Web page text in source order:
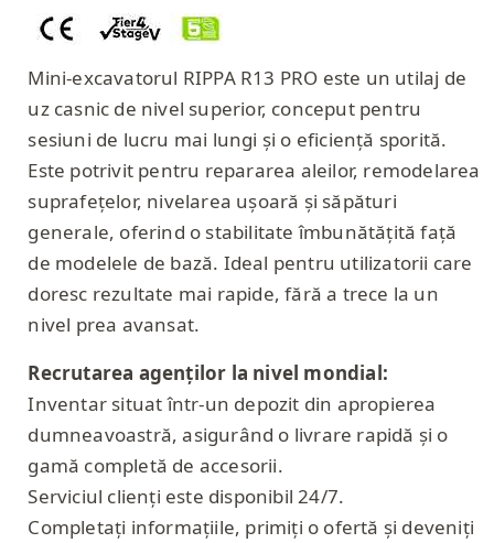
Mini-excavatorul RIPPA R13 PRO este un utilaj de
uz casnic de nivel superior, conceput pentru
sesiuni de lucru mai lungi și o eficiență sporită.
Este potrivit pentru repararea aleilor, remodelarea
suprafețelor, nivelarea ușoară și săpături
generale, oferind o stabilitate îmbunătățită față
de modelele de bază. Ideal pentru utilizatorii care
doresc rezultate mai rapide, fără a trece la un
nivel prea avansat.
Recrutarea agenților la nivel mondial:
Inventar situat într-un depozit din apropierea
dumneavoastră, asigurând o livrare rapidă și o
gamă completă de accesorii.
Serviciul clienți este disponibil 24/7.
Completați informațiile, primiți o ofertă și deveniți